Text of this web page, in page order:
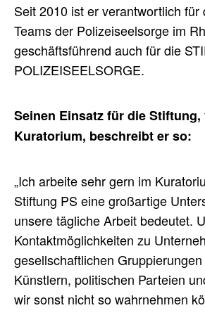
Seit 2010 ist er verantwortlich für
Teams der Polizeiseelsorge im
geschäftsführend auch für die
POLIZEISEELSORGE.
Seinen Einsatz für die
Kuratorium, beschreibt er so:
„Ich arbeite sehr gern im
Stiftung PS eine großartige
unsere tägliche Arbeit bedeutet.
Kontaktmöglichkeiten zu
gesellschaftlichen
Künstlern, politischen Parteien
wir sonst nicht so wahrnehmen